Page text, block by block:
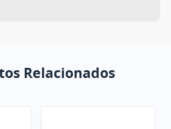
Relacionados